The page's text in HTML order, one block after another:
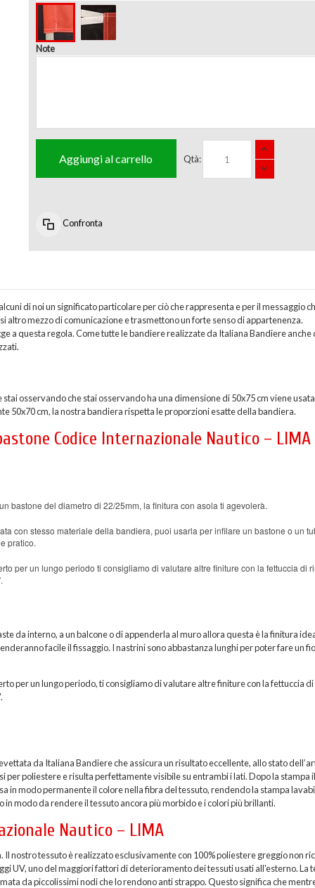
Note
Qtà:
Aggiungi al carrello
Confronta
di noi un significato particolare per ciò che rappresenta e per il messaggio
mezzo di comunicazione e trasmettono un forte senso di appartenenza.
a questa regola. Come tutte le bandiere realizzate da Italiana Bandiere anche
osservando che stai osservando ha una dimensione di 50x75 cm viene
50x70 cm, la nostra bandiera rispetta le proporzioni esatte della bandiera.
Codice Internazionale Nautico – LIMA
bastone del diametro di 22/25mm, la finitura con asola ti agevolerà.
con stesso materiale della bandiera, puoi usarla per infilare un bastone o un
pratico.
per un lungo periodo ti consigliamo di valutare altre finiture con la fettuccia di
da interno, a un balcone o di appenderla al muro allora questa è la finitura
facile il fissaggio. I nastrini sono abbastanza lunghi per poter fare un
per un lungo periodo, ti consigliamo di valutare altre finiture con la fettuccia
da Italiana Bandiere che assicura un risultato eccellente, allo stato
poliestere e risulta perfettamente visibile su entrambi i lati. Dopo la stampa
in modo permanente il colore nella fibra del tessuto, rendendo la stampa
modo da rendere il tessuto ancora più morbido e i colori più brillanti.
Nautico – LIMA
nostro tessuto è realizzato esclusivamente con 100% poliestere greggio non
UV, uno del maggiori fattori di deterioramento dei tessuti usati all'esterno. La
da piccolissimi nodi che lo rendono anti strappo. Questo significa che